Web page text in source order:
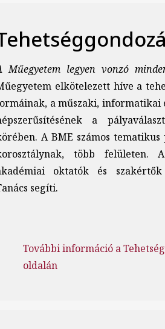
Műegyetem legyen vonzó
elkötelezett híve a
a műszaki, informatikai
a
A BME számos
több felületen.
oktatók és szakértők
segíti.
További információ a
oldalán